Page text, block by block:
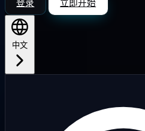
登录 立即开始
中文